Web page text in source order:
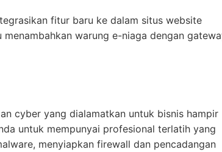
fitur baru ke dalam situs website
warung e-niaga dengan
cyber yang dialamatkan untuk bisnis hampir
untuk mempunyai profesional terlatih yang
menyiapkan firewall dan pencadangan